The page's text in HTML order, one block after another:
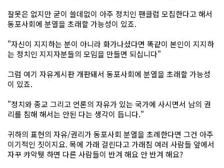
잘못은 없지만 굳이 쓸데없이 아주 정치인 팬클럽 모집한다고 해서
동포사회에 분열을 초래할 가능성이 있죠.
"자신이 지지하는 분이 아니라 화가나셨다면 똑같이 본인이 지지하
는 정치인 지지자분들의 모임을 만들면 되십니다"
그럼 여기 자유게시판 개판돼서 동포사회에 분열을 초래할 가능성
이 있죠.
"정치와 종교 그리고 언론의 자유가 있는 국가에 사시면서 남의 권
리를 침해 해서는 안된 다는 생각이 듭니다."
귀하의 표현의 자유/권리가 동포사회 분열을 초례한다면 그건 아주
이기적인 짓이지요. 목에 가래 걸린다고 가래침 여러 사람들 앞에서
자꾸 캬악퉷 하면 다른 사람들이 반겨 해요 안 반겨 해요?